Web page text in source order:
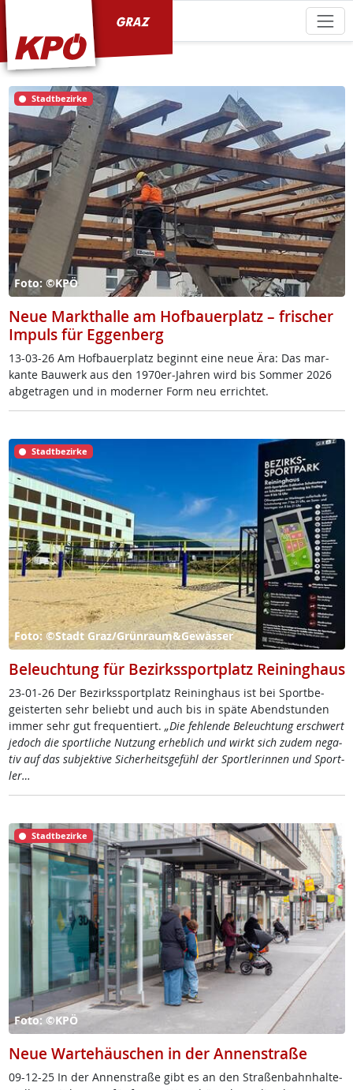
Stadtbezirke
Foto: ©KPÖ
Neue Markthalle am Hofbauerplatz – frischer
Impuls für Eggenberg
13-03-26 Am Hof­bau­er­platz be­ginnt ei­ne neue Ära: Das mar­
kan­te Bau­werk aus den 1970er-Jah­ren wird bis Som­mer 2026
ab­ge­tra­gen und in mo­der­ner Form neu er­rich­tet.
Stadtbezirke
Foto: ©Stadt Graz/Grünraum&Gewässer
Beleuchtung für Bezirkssportplatz Reininghaus
23-01-26 Der Be­zirkss­port­platz Rei­ning­haus ist bei Sport­be­
geis­ter­ten sehr be­liebt und auch bis in spä­te Abend­stun­den
im­mer sehr gut fre­qu­en­tiert. „Die feh­len­de Be­leuch­tung er­schwert
je­doch die sport­li­che Nut­zung er­heb­lich und wirkt sich zu­dem ne­ga­
tiv auf das sub­jek­ti­ve Si­cher­heits­ge­fühl der Sport­le­rin­nen und Sport­
ler…
Stadtbezirke
Foto: ©KPÖ
Neue Wartehäuschen in der Annenstraße
09-12-25 In der An­nen­stra­ße gibt es an den Stra­ßen­bahn­hal­te­